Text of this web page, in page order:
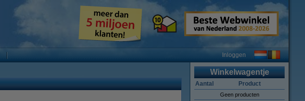
Inloggen
Winkelwagentje
Aantal Product
Geen producten